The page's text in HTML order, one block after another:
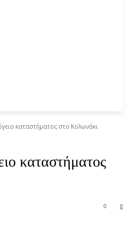
καταστήματος στο Κολωνάκι
καταστήματος
0
0